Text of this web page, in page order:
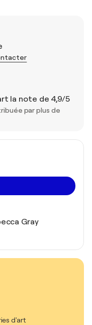
la note de 4,9/5
par plus de
Gray
d'art